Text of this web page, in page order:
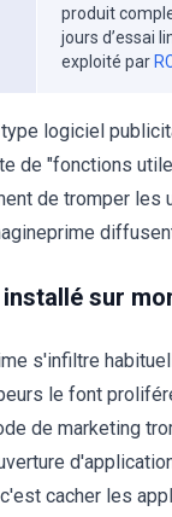
produit
jours d’essai
exploité par
logiciel
de "fonctions
de tromper les
sur
s'infiltre
le font
de marketing
cacher les